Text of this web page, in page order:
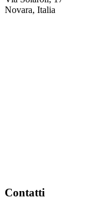
Novara, Italia
Contatti